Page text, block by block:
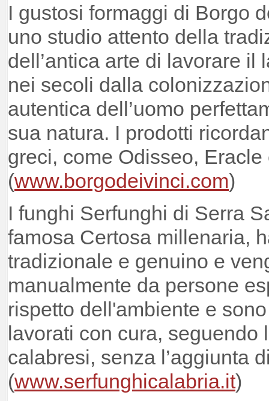
I gustosi formaggi di Borgo
uno studio attento della
dell’antica arte di lavorare il
nei secoli dalla
autentica dell’uomo
sua natura. I prodotti
greci, come Odisseo, Eracle
(www.borgodeivinci.com)
I funghi Serfunghi di Serra
famosa Certosa millenaria,
tradizionale e genuino e
manualmente da persone
rispetto dell'ambiente e
lavorati con cura, seguendo
calabresi, senza l’aggiunta
(www.serfunghicalabria.it)